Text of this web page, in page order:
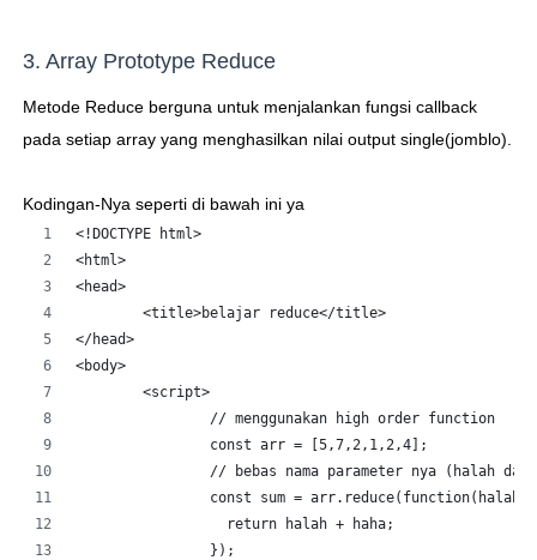
3. Array Prototype Reduce
Metode Reduce berguna untuk menjalankan fungsi callback
pada setiap array yang menghasilkan nilai output single(jomblo).
Kodingan-Nya seperti di bawah ini ya
<!DOCTYPE html>
<html>
<head>
	<title>belajar reduce</title>
</head>
<body>
	<script>
		// menggunakan high order function
		const arr = [5,7,2,1,2,4];
// bebas nama parameter nya (halah dan
const sum = arr.reduce(function(halah,
		  return halah + haha;
		});